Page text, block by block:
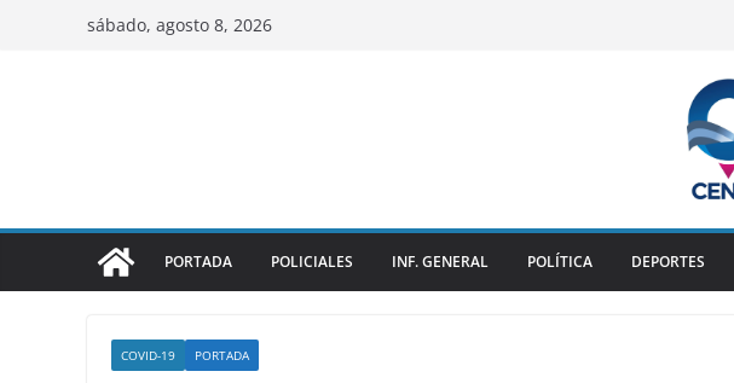
sábado, agosto 8, 2026
PORTADA POLICIALES INF. GENERAL POLÍTICA DEPORTES
COVID-19 PORTADA